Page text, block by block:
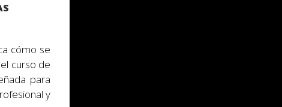
cómo se
curso de
para
y